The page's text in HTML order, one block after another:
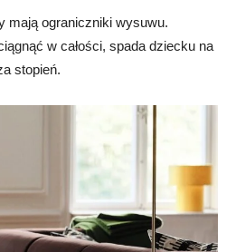
mają ograniczniki wysuwu.
w całości, spada dziecku na
stopień.